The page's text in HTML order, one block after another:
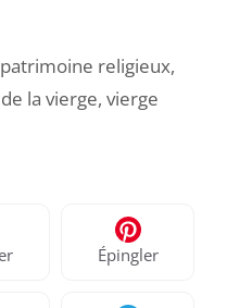
patrimoine religieux,
la vierge, vierge
Épingler